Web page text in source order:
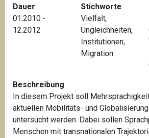
i
o
n
Dauer
01.2010 -
12.2012
Stichworte
Vielfalt,
Ungleichheiten,
Institutionen,
Migration
Beschreibung
In diesem Projekt soll
aktuellen Mobilitäts- und
untersucht werden. Dabei sollen
Menschen mit transnationalen